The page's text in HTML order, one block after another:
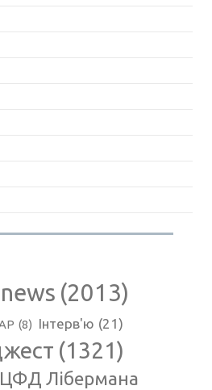
(2013)
(8) Інтерв'ю (21)
(1321)
Лібермана